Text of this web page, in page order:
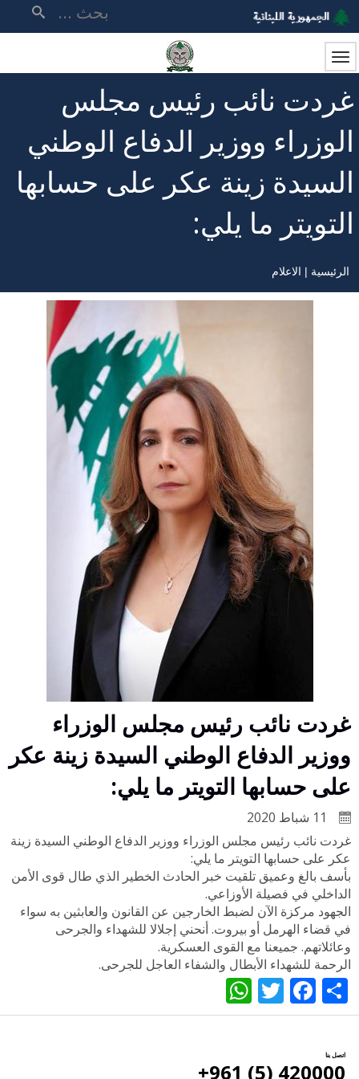
تجاوز
إلى
المحتوى
الرئيسي
غردت نائب رئيس مجلس
الوزراء ووزير الدفاع الوطني
السيدة زينة عكر على حسابها
التويتر ما يلي:
مسار
الرئيسية الاعلام
غردت نائب رئيس مجلس الوزراء
ووزير الدفاع الوطني السيدة زينة عكر
على حسابها التويتر ما يلي:
غردت نائب رئيس مجلس الوزراء ووزير الدفاع الوطني السيدة زينة
عكر على حسابها التويتر ما يلي:
بأسف بالغ وعميق تلقيت خبر الحادث الخطير الذي طال قوى الأمن
الداخلي في فصيلة الأوزاعي.
الجهود مركزة الآن لضبط الخارجين عن القانون والعابثين به سواء
في قضاء الهرمل أو بيروت. أنحني إجلالا للشهداء والجرحى
وعائلاتهم. جميعنا مع القوى العسكرية.
الرحمة للشهداء الأبطال والشفاء العاجل للجرحى.
Share
Facebook
Twitter
اتصل بنا
420000 (5) 961+